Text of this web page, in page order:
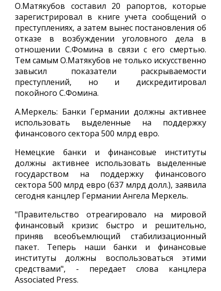
О.Матякубов составил 20 рапортов, которые
зарегистрировал в книге учета сообщений о
преступлениях, а затем вынес постановления об
отказе в возбуждении уголовного дела в
отношении С.Фомина в связи с его смертью.
Тем самым О.Матякубов не только искусственно
завысил показатели раскрываемости
преступлений, но и дискредитировал
покойного С.Фомина.
А.Меркель: Банки Германии должны активнее
использовать выделенные на поддержку
финансового сектора 500 млрд евро.
Немецкие банки и финансовые институты
должны активнее использовать выделенные
государством на поддержку финансового
сектора 500 млрд евро (637 млрд долл.), заявила
сегодня канцлер Германии Ангела Меркель.
"Правительство отреагировало на мировой
финансовый кризис быстро и решительно,
приняв всеобъемлющий стабилизационный
пакет. Теперь наши банки и финансовые
институты должны воспользоваться этими
средствами", - передает слова канцлера
Associated Press.